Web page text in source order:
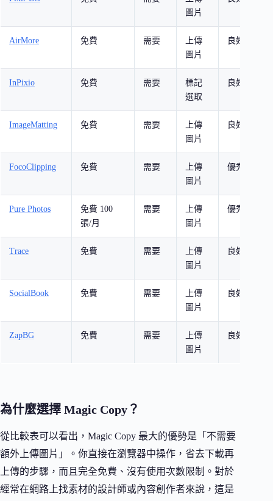
圖片
AirMore 免費 需要
上傳
圖片
良好
InPixio 免費 需要
標記
選取
良好
ImageMatting 免費 需要
上傳
圖片
良好
FocoClipping 免費 需要
上傳
圖片
優秀
Pure Photos
免費 100
張/月
需要
上傳
圖片
優秀
Trace 免費 需要
上傳
圖片
良好
SocialBook 免費 需要
上傳
圖片
良好
ZapBG 免費 需要
上傳
圖片
良好
為什麼選擇 Magic Copy？
從比較表可以看出，Magic Copy 最大的優勢是「不需要
額外上傳圖片」。你直接在瀏覽器中操作，省去下載再
上傳的步驟，而且完全免費、沒有使用次數限制。對於
經常在網路上找素材的設計師或內容創作者來說，這是